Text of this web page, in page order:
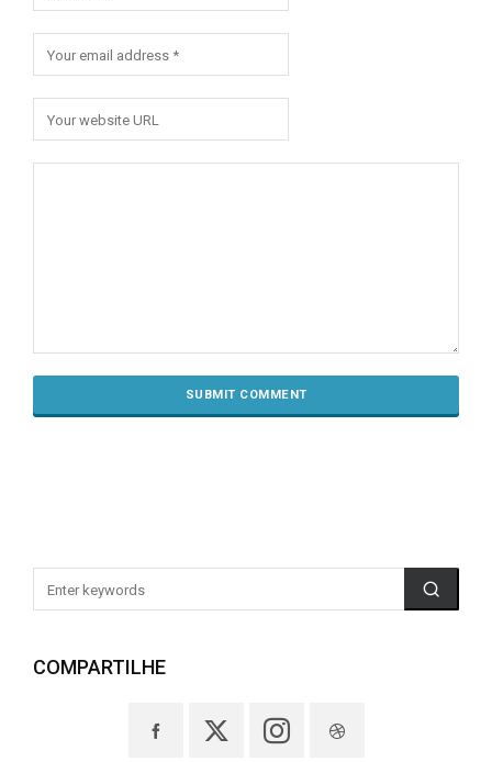
COMPARTILHE